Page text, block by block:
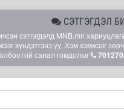
СЭТГЭГДЭЛ
сэтгэгдэлд MNB.mn хариуцлага
хүндэтгэнэ үү. Хэм хэмжээг
санал гомдолыг